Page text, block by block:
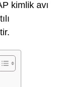
kimlik avı